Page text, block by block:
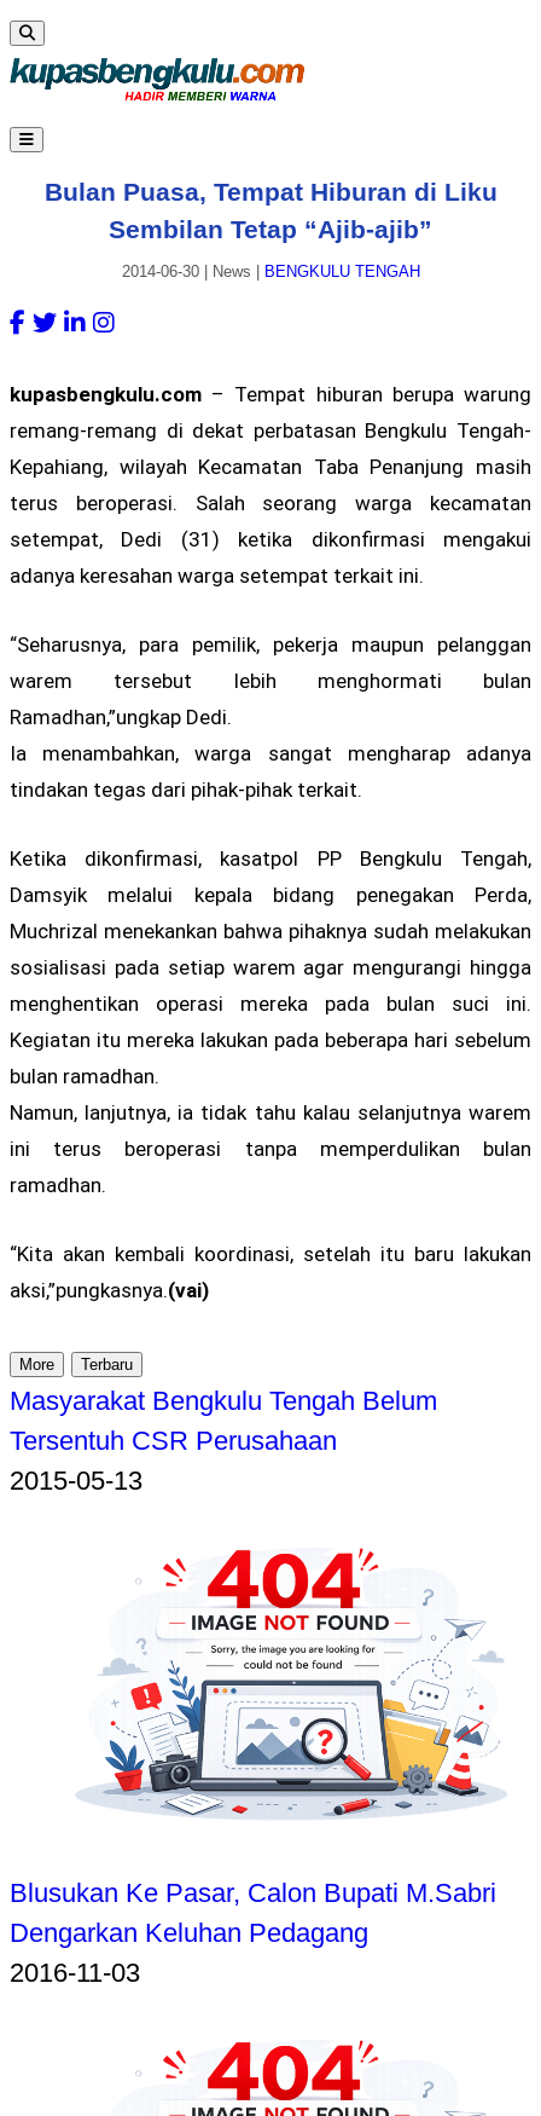
Bulan Puasa, Tempat Hiburan di Liku
Sembilan Tetap “Ajib-ajib”
2014-06-30| News BENGKULU TENGAH
kupasbengkulu.com – Tempat hiburan berupa warung
remang-remang di dekat perbatasan Bengkulu Tengah-
Kepahiang, wilayah Kecamatan Taba Penanjung masih
terus beroperasi. Salah seorang warga kecamatan
setempat, Dedi (31) ketika dikonfirmasi mengakui
adanya keresahan warga setempat terkait ini.
“Seharusnya, para pemilik, pekerja maupun pelanggan
warem tersebut lebih menghormati bulan
Ramadhan,”ungkap Dedi.
Ia menambahkan, warga sangat mengharap adanya
tindakan tegas dari pihak-pihak terkait.
Ketika dikonfirmasi, kasatpol PP Bengkulu Tengah,
Damsyik melalui kepala bidang penegakan Perda,
Muchrizal menekankan bahwa pihaknya sudah melakukan
sosialisasi pada setiap warem agar mengurangi hingga
menghentikan operasi mereka pada bulan suci ini.
Kegiatan itu mereka lakukan pada beberapa hari sebelum
bulan ramadhan.
Namun, lanjutnya, ia tidak tahu kalau selanjutnya warem
ini terus beroperasi tanpa memperdulikan bulan
ramadhan.
“Kita akan kembali koordinasi, setelah itu baru lakukan
aksi,”pungkasnya.(vai)
More Terbaru
Masyarakat Bengkulu Tengah Belum
Tersentuh CSR Perusahaan
2015-05-13
Blusukan Ke Pasar, Calon Bupati M.Sabri
Dengarkan Keluhan Pedagang
2016-11-03